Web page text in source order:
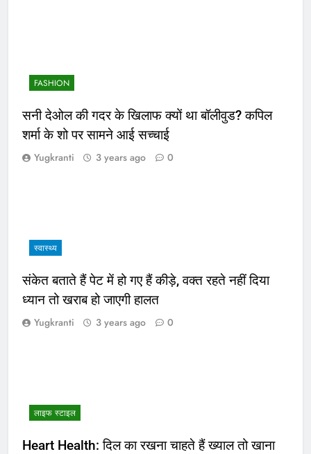
FASHION
सनी देओल की गदर के खिलाफ क्यों था बॉलीवुड? कपिल
शर्मा के शो पर सामने आई सच्चाई
Yugkranti 3 years ago 0
स्वास्थ्य
संकेत बताते हैं पेट में हो गए हैं कीड़े, वक्त रहते नहीं दिया
ध्यान तो खराब हो जाएगी हालत
Yugkranti 3 years ago 0
लाइफ स्टाइल
Heart Health: दिल का रखना चाहते हैं ख्याल तो खाना